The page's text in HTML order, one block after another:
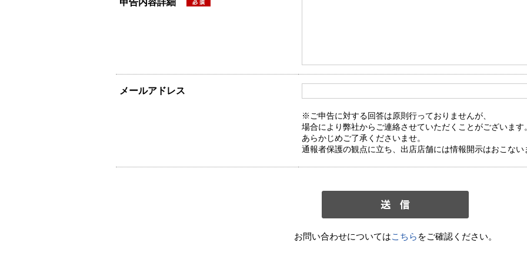
申告内容詳細
メールアドレス
※ご申告に対する回答は原則行っておりませんが、
場合により弊社からご連絡させていただくことがございます。
あらかじめご了承くださいませ。
通報者保護の観点に立ち、出店店舗には情報開示はおこない
お問い合わせについてはこちら をご確認ください。